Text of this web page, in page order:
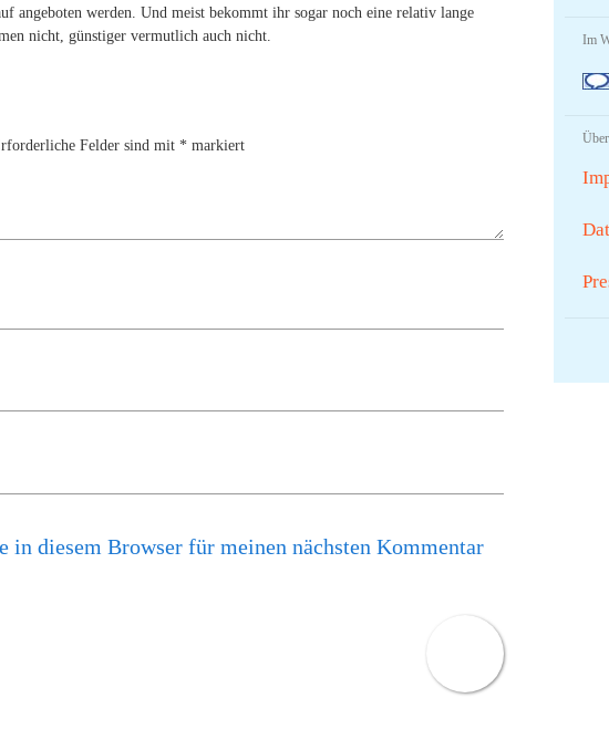
angeboten werden. Und meist bekommt ihr sogar noch eine relativ lange
nicht, günstiger vermutlich auch nicht.
Felder sind mit * markiert
in diesem Browser für meinen nächsten Kommentar
Im